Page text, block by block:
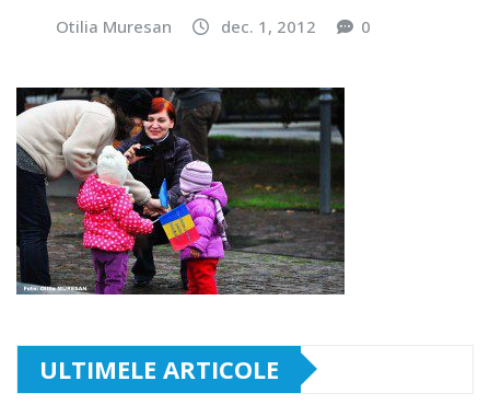
Otilia Muresan dec. 1, 2012 0
ULTIMELE ARTICOLE